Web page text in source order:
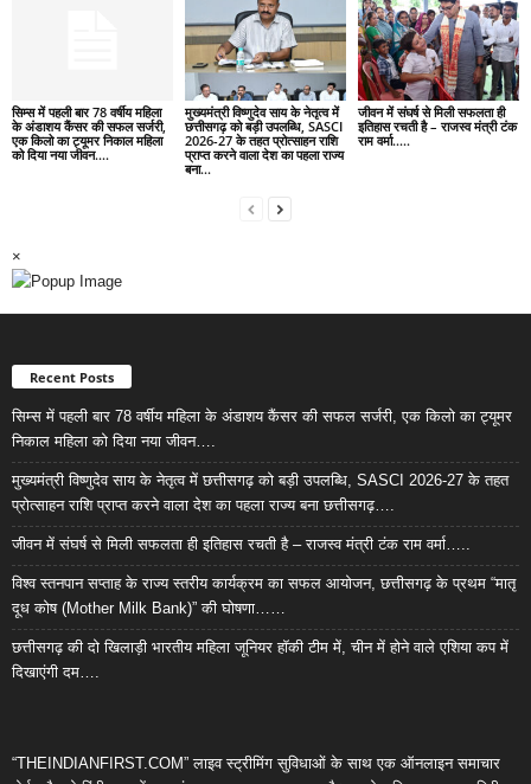
सिम्स में पहली बार 78 वर्षीय महिला
के अंडाशय कैंसर की सफल सर्जरी,
एक किलो का ट्यूमर निकाल महिला
को दिया नया जीवन….
मुख्यमंत्री विष्णुदेव साय के नेतृत्व में
छत्तीसगढ़ को बड़ी उपलब्धि, SASCI
2026-27 के तहत प्रोत्साहन राशि
प्राप्त करने वाला देश का पहला राज्य
बना...
जीवन में संघर्ष से मिली सफलता ही
इतिहास रचती है – राजस्व मंत्री टंक
राम वर्मा…..
×
Recent Posts
सिम्स में पहली बार 78 वर्षीय महिला के अंडाशय कैंसर की सफल सर्जरी, एक किलो का ट्यूमर
निकाल महिला को दिया नया जीवन….
मुख्यमंत्री विष्णुदेव साय के नेतृत्व में छत्तीसगढ़ को बड़ी उपलब्धि, SASCI 2026-27 के तहत
प्रोत्साहन राशि प्राप्त करने वाला देश का पहला राज्य बना छत्तीसगढ़….
जीवन में संघर्ष से मिली सफलता ही इतिहास रचती है – राजस्व मंत्री टंक राम वर्मा…..
विश्व स्तनपान सप्ताह के राज्य स्तरीय कार्यक्रम का सफल आयोजन, छत्तीसगढ़ के प्रथम “मातृ
दूध कोष (Mother Milk Bank)” की घोषणा……
छत्तीसगढ़ की दो खिलाड़ी भारतीय महिला जूनियर हॉकी टीम में, चीन में होने वाले एशिया कप में
दिखाएंगी दम….
“THEINDIANFIRST.COM” लाइव स्ट्रीमिंग सुविधाओं के साथ एक ऑनलाइन समाचार